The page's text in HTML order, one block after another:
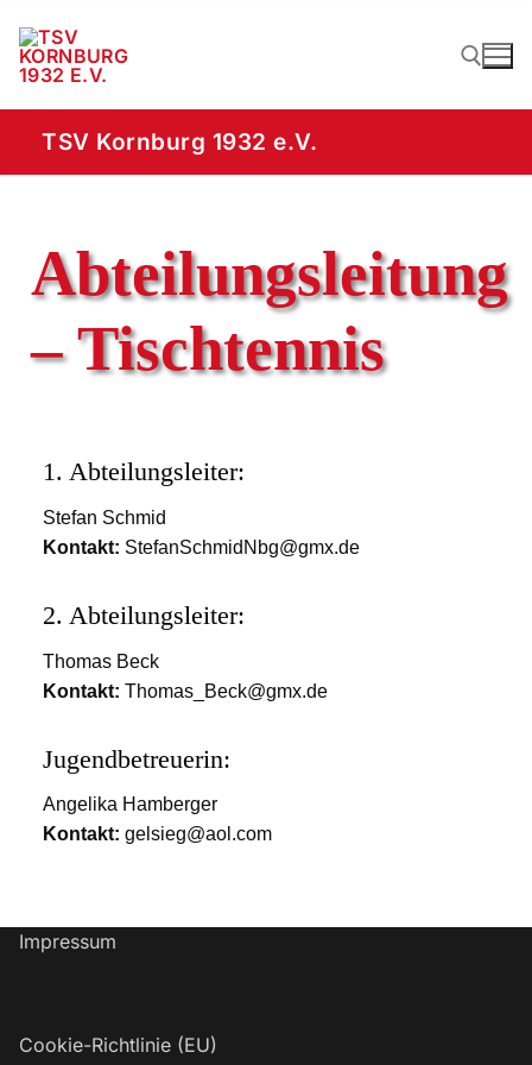
TSV Kornburg 1932 e.V.
Abteilungsleitung
– Tischtennis
1. Abteilungsleiter:
Stefan Schmid
Kontakt: StefanSchmidNbg@gmx.de
2. Abteilungsleiter:
Thomas Beck
Kontakt: Thomas_Beck@gmx.de
Jugendbetreuerin:
Angelika Hamberger
Kontakt: gelsieg@aol.com
Impressum
Cookie-Richtlinie (EU)